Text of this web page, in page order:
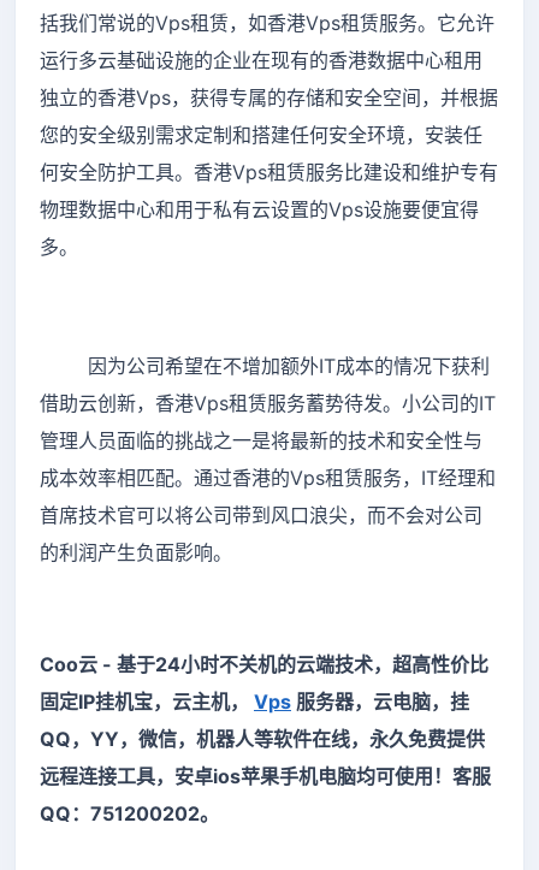
括我们常说的Vps租赁，如香港Vps租赁服务。它允许
运行多云基础设施的企业在现有的香港数据中心租用
独立的香港Vps，获得专属的存储和安全空间，并根据
您的安全级别需求定制和搭建任何安全环境，安装任
何安全防护工具。香港Vps租赁服务比建设和维护专有
物理数据中心和用于私有云设置的Vps设施要便宜得
多。
因为公司希望在不增加额外IT成本的情况下获利
借助云创新，香港Vps租赁服务蓄势待发。小公司的IT
管理人员面临的挑战之一是将最新的技术和安全性与
成本效率相匹配。通过香港的Vps租赁服务，IT经理和
首席技术官可以将公司带到风口浪尖，而不会对公司
的利润产生负面影响。
Coo云 - 基于24小时不关机的云端技术，超高性价比
固定IP挂机宝，云主机， Vps 服务器，云电脑，挂
QQ，YY，微信，机器人等软件在线，永久免费提供
远程连接工具，安卓ios苹果手机电脑均可使用！客服
QQ：751200202。